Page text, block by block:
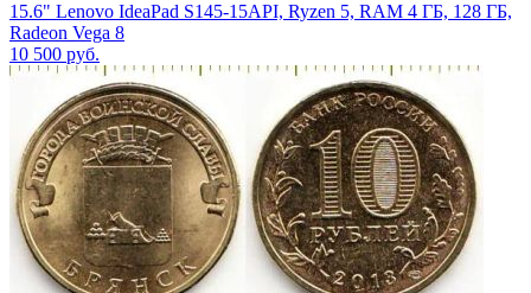
15.6" Lenovo IdeaPad S145-15API, Ryzen 5, RAM 4 ГБ, 128 ГБ,
Radeon Vega 8
10 500 руб.